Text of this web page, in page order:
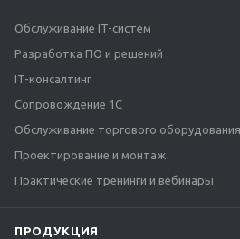
Обслуживание IT-систем
Разработка ПО и решений
IT-консалтинг
Сопровождение 1С
Обслуживание торгового оборудования
Проектирование и монтаж
Практические тренинги и вебинары
ПРОДУКЦИЯ